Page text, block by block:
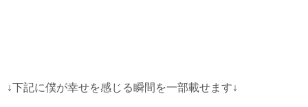
↓下記に僕が幸せを感じる瞬間を一部載せます↓